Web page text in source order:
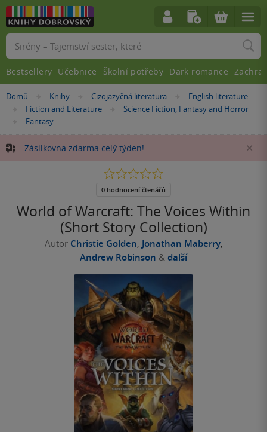
Nacházíte
Domů »Knihy »Cizojazyčná literatura »English literature
»
Fiction and Literature »
Science Fiction, Fantasy and Horror
»Fantasy
Zásilkovna zdarma celý týden!
World of Warcraft: The Voices Within
(Short Story Collection)
Autor Christie Golden, Jonathan Maberry,
Andrew Robinson & další
0.0
5
0 hodnocení čtenářů
Vyhledávání
Bestsellery Učebnice Školní potřeby Dark romance